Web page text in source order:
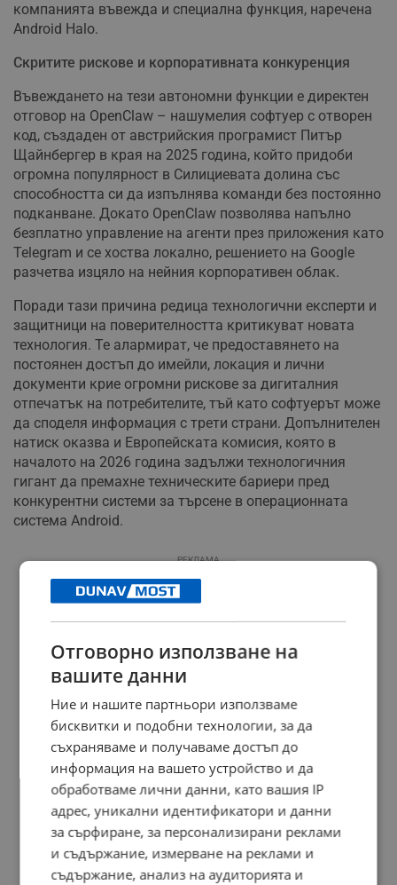
компанията въвежда и специална функция, наречена
Android Halo.
Скритите рискове и корпоративната конкуренция
Въвеждането на тези автономни функции е директен
отговор на OpenClaw – нашумелия софтуер с отворен
код, създаден от австрийския програмист Питър
Щайнбергер в края на 2025 година, който придоби
огромна популярност в Силициевата долина със
способността си да изпълнява команди без постоянно
подканване. Докато OpenClaw позволява напълно
безплатно управление на агенти през приложения като
Telegram и се хоства локално, решението на Google
разчетва изцяло на нейния корпоративен облак.
Поради тази причина редица технологични експерти и
защитници на поверителността критикуват новата
технология. Те алармират, че предоставянето на
постоянен достъп до имейли, локация и лични
документи крие огромни рискове за дигиталния
отпечатък на потребителите, тъй като софтуерът може
да споделя информация с трети страни. Допълнителен
натиск оказва и Европейската комисия, която в
началото на 2026 година задължи технологичния
гигант да премахне техническите бариери пред
конкурентни системи за търсене в операционната
система Android.
РЕКЛАМА
Отговорно използване на
вашите данни
Ние и нашите партньори използваме
бисквитки и подобни технологии, за да
съхраняваме и получаваме достъп до
информация на вашето устройство и да
обработваме лични данни, като вашия IP
адрес, уникални идентификатори и данни
за сърфиране, за персонализирани реклами
и съдържание, измерване на реклами и
съдържание, анализ на аудиторията и